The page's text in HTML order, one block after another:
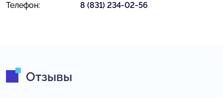
Телефон: 8 (831) 234-02-56
Отзывы